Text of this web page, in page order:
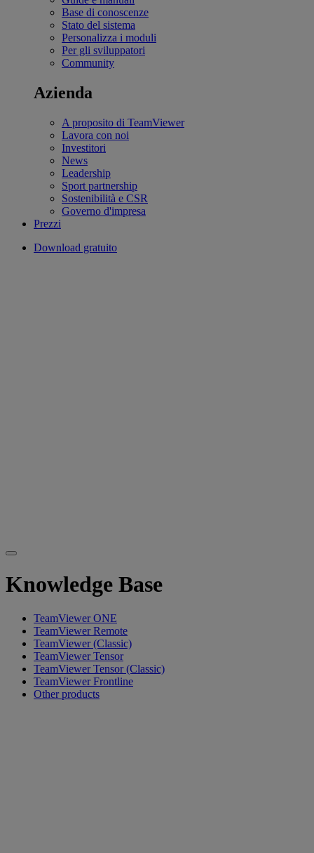
Base di conoscenze
Stato del sistema
Personalizza i moduli
Per gli sviluppatori
Community
Azienda
A proposito di TeamViewer
Lavora con noi
Investitori
News
Leadership
Sport partnership
Sostenibilità e CSR
Governo d'impresa
Prezzi
Download gratuito
Knowledge Base
TeamViewer ONE
TeamViewer Remote
TeamViewer (Classic)
TeamViewer Tensor
TeamViewer Tensor (Classic)
TeamViewer Frontline
Other products